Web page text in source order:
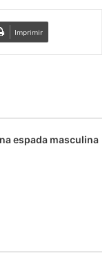
Imprimir
espada masculina